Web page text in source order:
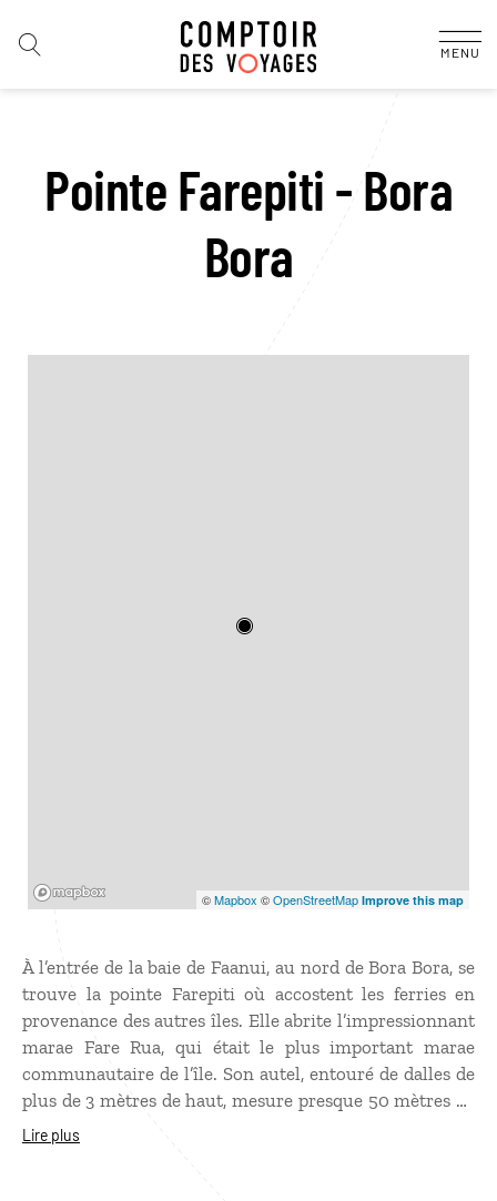
MENU
Pointe Farepiti - Bora
Bora
©Mapbox ©OpenStreetMap Improve this map
À l’entrée de la baie de Faanui, au nord de Bora Bora, se
trouve la pointe Farepiti où accostent les ferries en
provenance des autres îles. Elle abrite l’impressionnant
marae Fare Rua, qui était le plus important marae
communautaire de l’île. Son autel, entouré de dalles de
plus de 3 mètres de haut, mesure presque 50 mètres de
long. Mais ce marae, situé sur une propriété privée, ne
Lire plus